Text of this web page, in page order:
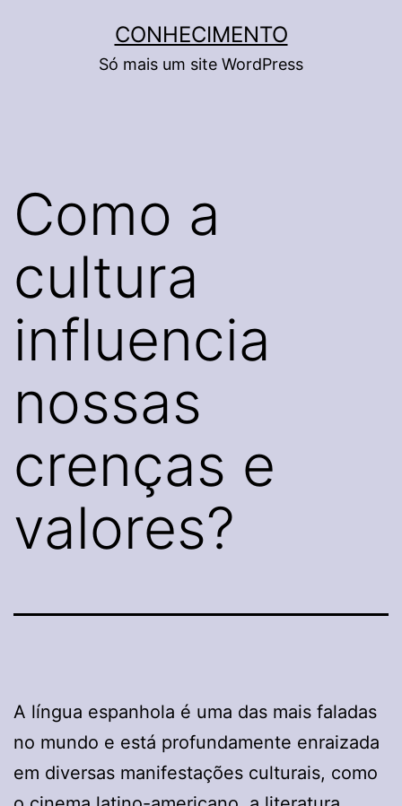
CONHECIMENTO
Só mais um site WordPress
Como a
cultura
influencia
nossas
crenças e
valores?
A língua espanhola é uma das mais faladas
no mundo e está profundamente enraizada
em diversas manifestações culturais, como